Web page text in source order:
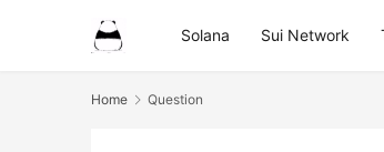
Solana Sui Network
Home Question